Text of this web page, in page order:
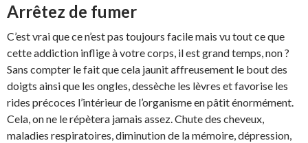
Arrêtez de fumer
C’est vrai que ce n’est pas toujours facile mais vu tout ce que
cette addiction inflige à votre corps, il est grand temps, non ?
Sans compter le fait que cela jaunit affreusement le bout des
doigts ainsi que les ongles, dessèche les lèvres et favorise les
rides précoces l’intérieur de l’organisme en pâtit énormément.
Cela, on ne le répètera jamais assez. Chute des cheveux,
maladies respiratoires, diminution de la mémoire, dépression,